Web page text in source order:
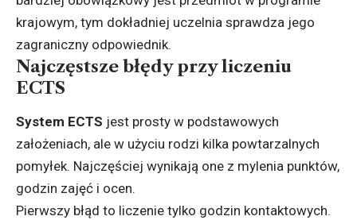
krajowym, tym dokładniej uczelnia sprawdza jego
zagraniczny odpowiednik.
Najczęstsze błędy przy liczeniu
ECTS
System ECTS jest prosty w podstawowych
założeniach, ale w użyciu rodzi kilka powtarzalnych
pomyłek. Najczęściej wynikają one z mylenia punktów,
godzin zajęć i ocen.
Pierwszy błąd to liczenie tylko godzin kontaktowych.